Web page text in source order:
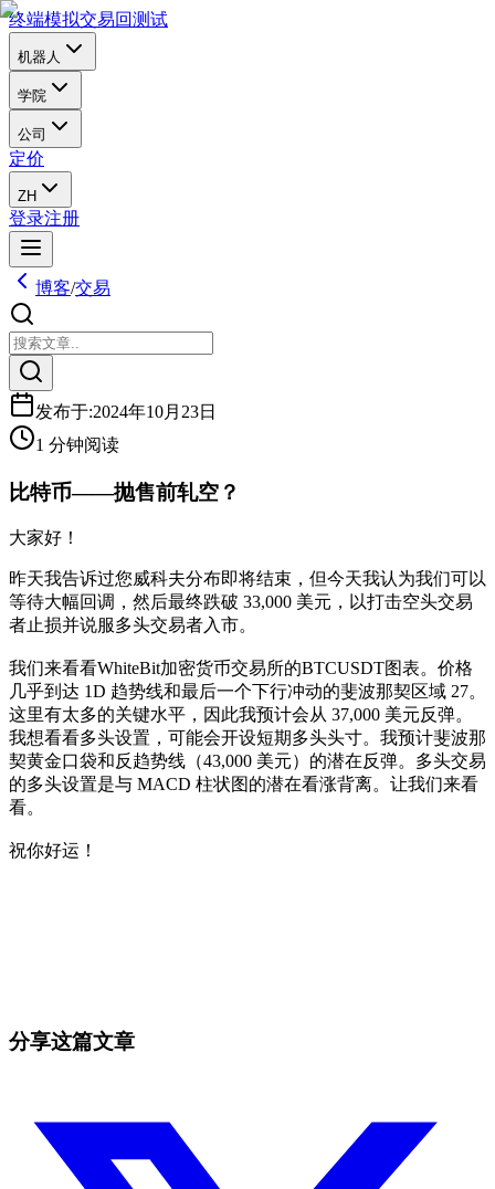
终端模拟交易回测试
机器人
学院
公司
定价
ZH
登录注册
博客/交易
发布于:2024年10月23日
1 分钟阅读
比特币——抛售前轧空？
大家好！
昨天我告诉过您威科夫分布即将结束，但今天我认为我们可以
等待大幅回调，然后最终跌破 33,000 美元，以打击空头交易
者止损并说服多头交易者入市。
我们来看看WhiteBit加密货币交易所的BTCUSDT图表。价格
几乎到达 1D 趋势线和最后一个下行冲动的斐波那契区域 27。
这里有太多的关键水平，因此我预计会从 37,000 美元反弹。
我想看看多头设置，可能会开设短期多头头寸。我预计斐波那
契黄金口袋和反趋势线（43,000 美元）的潜在反弹。多头交易
的多头设置是与 MACD 柱状图的潜在看涨背离。让我们来看
看。
祝你好运！
分享这篇文章